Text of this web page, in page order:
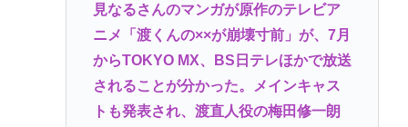
見なるさんのマンガが原作のテレビア
ニメ「渡くんの××が崩壊寸前」が、7月
からTOKYO MX、BS日テレほかで放送
されることが分かった。メインキャス
トも発表され、渡直人役の梅田修一朗